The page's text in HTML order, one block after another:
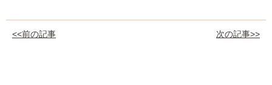
<<前の記事 次の記事>>